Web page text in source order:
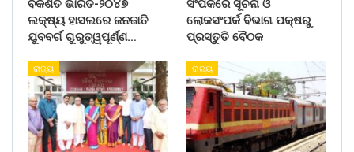
ବିକଶିତ ଭାରତ-୨୦୪୭
ଲକ୍ଷ୍ୟ ହାସଲରେ ଜନଜାତି
ଯୁବବର୍ଗ ଗୁରୁତ୍ୱପୂର୍ଣ୍ଣ…
ସଂପର୍କରେ ସୂଚନା ଓ
ଲୋକସଂପର୍କ ବିଭାଗ ପକ୍ଷରୁ
ପ୍ରସ୍ତୁତି ବୈଠକ
ରାଜ୍ୟ ରାଜ୍ୟ